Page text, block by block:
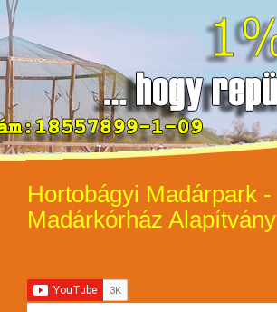
Hortobágyi Madárpark -
Madárkórház Alapítvány